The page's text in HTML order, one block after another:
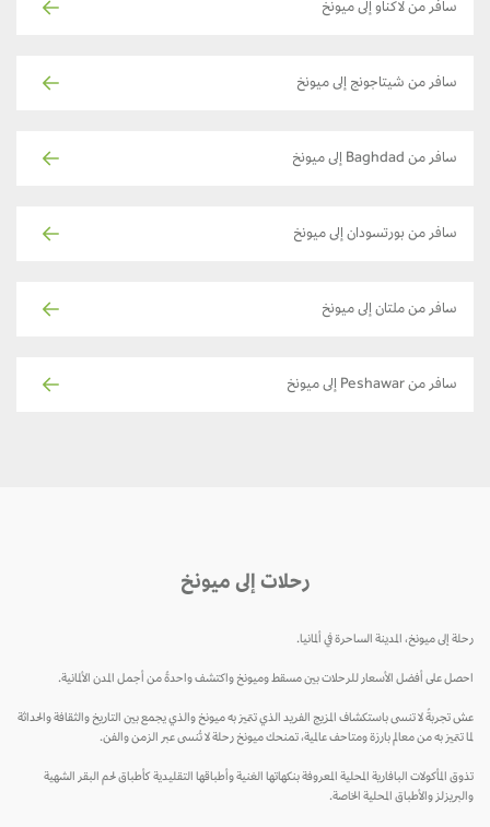
سافر من لاكناو إلى ميونخ
سافر من شيتاجونج إلى ميونخ
سافر من Baghdad إلى ميونخ
سافر من بورتسودان إلى ميونخ
سافر من ملتان إلى ميونخ
سافر من Peshawar إلى ميونخ
رحلات إلى ميونخ
رحلة إلى ميونخ، المدينة الساحرة في ألمانيا.
احصل على أفضل الأسعار للرحلات بين مسقط وميونخ واكتشف واحدةً من أجمل المدن الألمانية.
عش تجربةً لا تنسى باستكشاف المزيج الفريد الذي تتميز به ميونخ والذي يجمع بين التاريخ والثقافة والحداثة
لما تتميز به من معالم بارزة ومتاحف عالمية، تمنحك ميونخ رحلة لا تُنسى عبر الزمن والفن.
تذوق المأكولات البافارية المحلية المعروفة بنكهاتها الغنية وأطباقها التقليدية كأطباق لحم البقر الشهية
والبريزلز والأطباق المحلية الخاصة.